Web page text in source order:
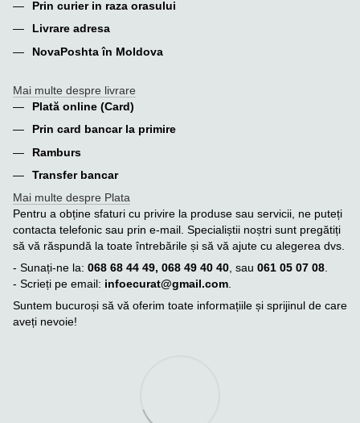
Prin curier in raza orasului
Livrare adresa
NovaPoshta în Moldova
Mai multe despre livrare
Plată online (Card)
Prin card bancar la primire
Ramburs
Transfer bancar
Mai multe despre Plata
Pentru a obține sfaturi cu privire la produse sau servicii, ne puteți
contacta telefonic sau prin e-mail. Specialiștii noștri sunt pregătiți
să vă răspundă la toate întrebările și să vă ajute cu alegerea dvs.
- Sunați-ne la: 068 68 44 49, 068 49 40 40, sau 061 05 07 08.
- Scrieți pe email: infoecurat@gmail.com.
Suntem bucuroși să vă oferim toate informațiile și sprijinul de care
aveți nevoie!